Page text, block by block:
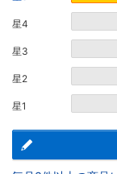
星4
星3
星2
星1